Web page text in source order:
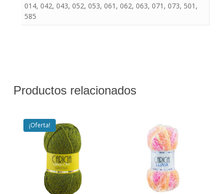
014, 042, 043, 052, 053, 061, 062, 063, 071, 073, 501,
585
Productos relacionados
¡Oferta!